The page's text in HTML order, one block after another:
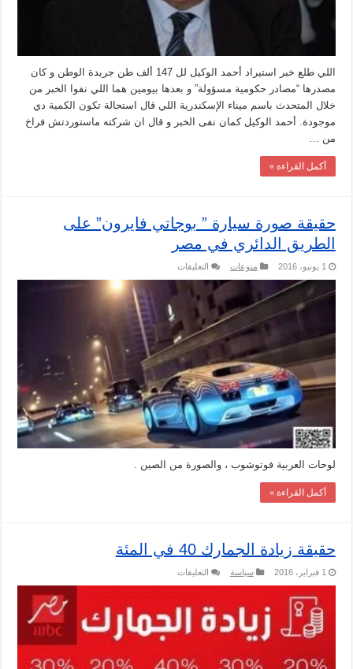
اللي طلع خبر استيراد أحمد الوكيل لل 147 ألف طن جريدة الوطن و كان
مصدرها “مصادر حكومية مسؤولة” و بعدها بيومين هما اللي نفوا الخبر من
خلال المتحدث باسم ميناء الإسكندرية اللي قال استحالة تكون الكمية دي
موجودة. أحمد الوكيل كمان نفى الخبر و قال ان شركته ماستوردتش فراخ
من …
أكمل القراءة »
حقيقة صورة سيارة ” بوجاتي فايرون” على
الطريق الدائري في مصر
1 يونيو، 2016 منوعات التعليقات
سيارة
بوجاتي
فايرون”
على
الطريق
الدائري
في
مصر
مغلقة
لوحات العربية فوتوشوب ، والصورة من الصين .
أكمل القراءة »
حقيقة زيادة الجمارك 40 في المئة
1 فبراير، 2016 سياسة التعليقات
40
في
المئة
مغلقة